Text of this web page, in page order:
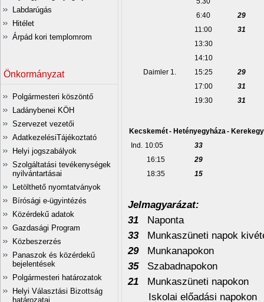
Labdarúgás
Hitélet
Árpád kori templomrom
Önkormányzat
Polgármesteri köszöntő
Ladánybenei KÖH
Szervezet vezetői
AdatkezelésiTájékoztató
Helyi jogszabályok
Szolgáltatási tevékenységek
nyilvántartásai
Letölthető nyomtatványok
Bírósági e-ügyintézés
Közérdekű adatok
Gazdasági Program
Közbeszerzés
Panaszok és közérdekű
bejelentések
Polgármesteri határozatok
Helyi Választási Bizottság
határozatai
6:40
29
11:00
31
13:30
14:10
Daimler 1.
15:25
29
17:00
31
19:30
31
Kecskemét- Hetényegyháza-
Ind. 10:05
33
16:15
29
18:35
15
Jelmagyarázat:
31 Naponta
33Munkaszüneti napok
29Munkanapokon
35Szabadnapokon
21 Munkaszüneti napokon
Iskolai előadási napokon